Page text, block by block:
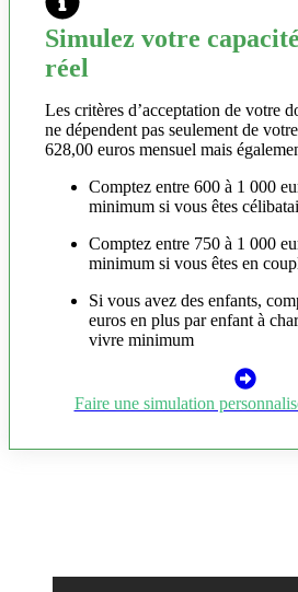
Simulez votre
réel
Les critères d’acceptation de votre
ne dépendent pas seulement de
628,00 euros mensuel mais
Comptez entre 600 à 1 000
minimum si vous êtes
Comptez entre 750 à 1 000
minimum si vous êtes en
Si vous avez des enfants,
euros en plus par enfant à
vivre minimum
Faire une simulation